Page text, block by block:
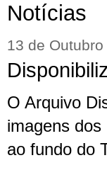
Notícias
13 de
O Arquivo
imagens
ao fundo do